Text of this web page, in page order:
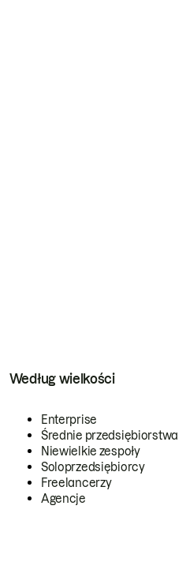
Według wielkości
Enterprise
Średnie przedsiębiorstwa
Niewielkie zespoły
Soloprzedsiębiorcy
Freelancerzy
Agencje